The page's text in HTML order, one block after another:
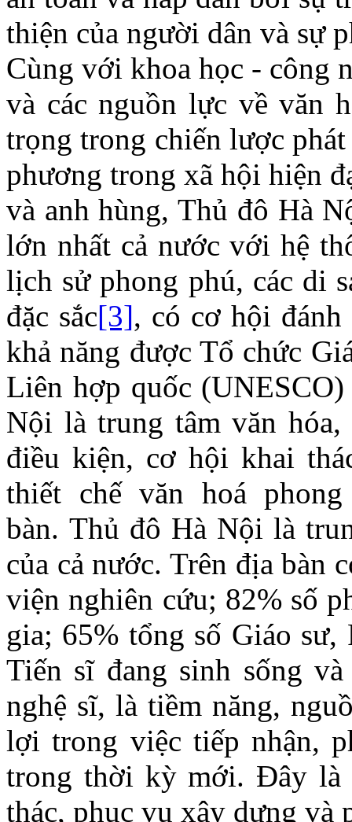
thiện của người dân và sự
Cùng với khoa học - công
và các nguồn lực về văn
trọng trong chiến lược
phương trong xã hội hiện
và anh hùng, Thủ đô Hà
lớn nhất cả nước với hệ
lịch sử phong phú, các di
đặc sắc[3], có cơ hội
khả năng được Tổ chức
Liên hợp quốc
Nội là trung tâm văn
điều kiện, cơ hội khai
thiết chế văn hoá
bàn. Thủ đô Hà Nội là
của cả nước. Trên địa bàn
viện nghiên cứu; 82% số
gia; 65% tổng số Giáo
Tiến sĩ đang sinh sống
nghệ sĩ, là tiềm năng,
lợi trong việc tiếp nhận,
trong thời kỳ mới. Đây là
thác, phục vụ xây dựng và